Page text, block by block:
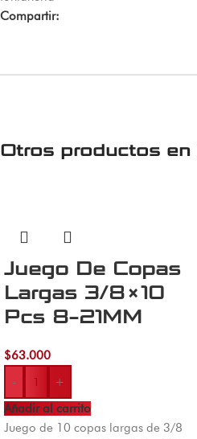
Compartir:
Otros productos en
Juego De Copas
Largas 3/8×10
Pcs 8-21MM
$63.000
-
+
Añadir al carrito
Juego de 10 copas largas de 3/8